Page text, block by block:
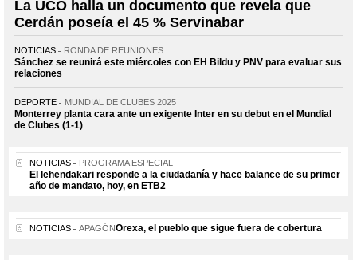
La UCO halla un documento que revela que
Cerdán poseía el 45 % Servinabar
NOTICIAS RONDA DE REUNIONES
Sánchez se reunirá este miércoles con EH Bildu y PNV para evaluar sus
relaciones
DEPORTE MUNDIAL DE CLUBES 2025
Monterrey planta cara ante un exigente Inter en su debut en el Mundial
de Clubes (1-1)
NOTICIAS PROGRAMA ESPECIAL
El lehendakari responde a la ciudadanía y hace balance de su primer
año de mandato, hoy, en ETB2
NOTICIAS APAGÓNOrexa, el pueblo que sigue fuera de cobertura